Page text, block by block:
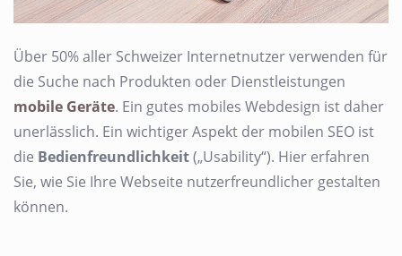
Über 50% aller Schweizer Internetnutzer verwenden für
die Suche nach Produkten oder Dienstleistungen
mobile Geräte. Ein gutes mobiles Webdesign ist daher
unerlässlich. Ein wichtiger Aspekt der mobilen SEO ist
die Bedienfreundlichkeit(„Usability“). Hier erfahren
Sie, wie Sie Ihre Webseite nutzerfreundlicher gestalten
können.